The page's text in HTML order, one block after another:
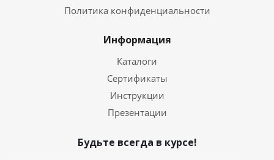
Политика конфиденциальности
Информация
Каталоги
Сертификаты
Инструкции
Презентации
Будьте всегда в курсе!